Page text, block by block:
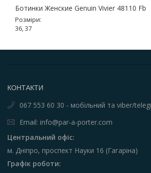
Ботинки Женские Genuin Vivier 48110 Fb
Розміри:
36, 37
КОНТАКТИ
067 553 60 30 - мобільний та viber/
Email: info@par-a-porter.com
Центральний офіс:
м. Дніпро, проспект Науки 16 (Гагаріна)
Графік роботи: